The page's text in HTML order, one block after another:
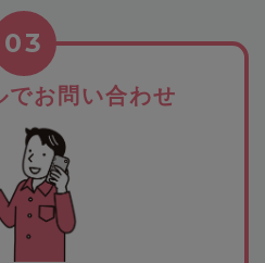
でお問い合わせ
03